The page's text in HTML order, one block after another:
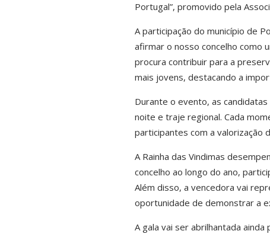
Portugal”, promovido pela
A participação do município de
afirmar o nosso concelho como
procura contribuir para a
mais jovens, destacando a
Durante o evento, as
noite e traje regional. Cada
participantes com a valorização
A Rainha das Vindimas
concelho ao longo do ano,
Além disso, a vencedora vai
oportunidade de demonstrar a
A gala vai ser abrilhantada